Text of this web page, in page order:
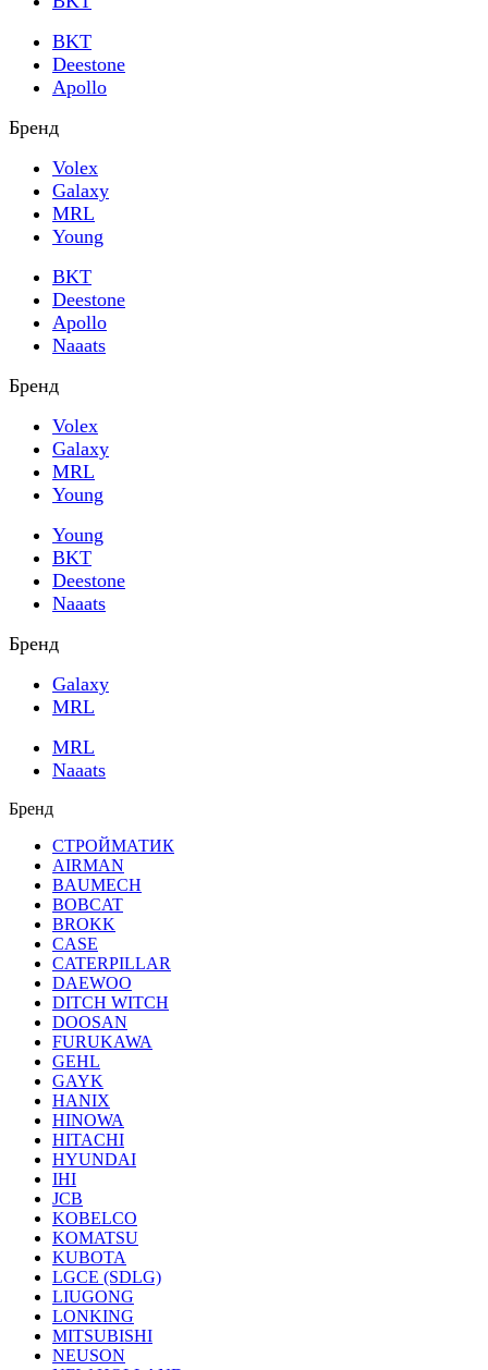
BKT
Deestone
Apollo
Бренд
Volex
Galaxy
MRL
Young
BKT
Deestone
Apollo
Naaats
Бренд
Volex
Galaxy
MRL
Young
Young
BKT
Deestone
Naaats
Бренд
Galaxy
MRL
MRL
Naaats
Бренд
СТРОЙМАТИК
AIRMAN
BAUMECH
BOBCAT
BROKK
CASE
CATERPILLAR
DAEWOO
DITCH WITCH
DOOSAN
FURUKAWA
GEHL
GAYK
HANIX
HINOWA
HITACHI
HYUNDAI
IHI
JCB
KOBELCO
KOMATSU
KUBOTA
LGCE (SDLG)
LIUGONG
LONKING
MITSUBISHI
NEUSON